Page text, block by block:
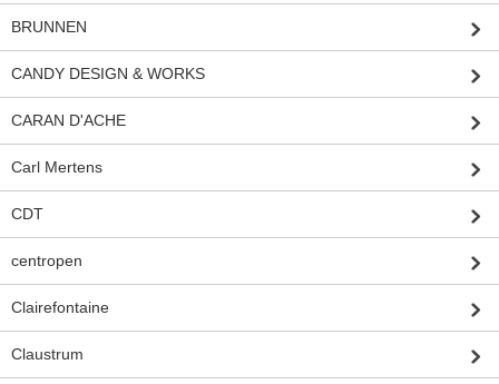
BRUNNEN
CANDY DESIGN & WORKS
CARAN D'ACHE
Carl Mertens
CDT
centropen
Clairefontaine
Claustrum